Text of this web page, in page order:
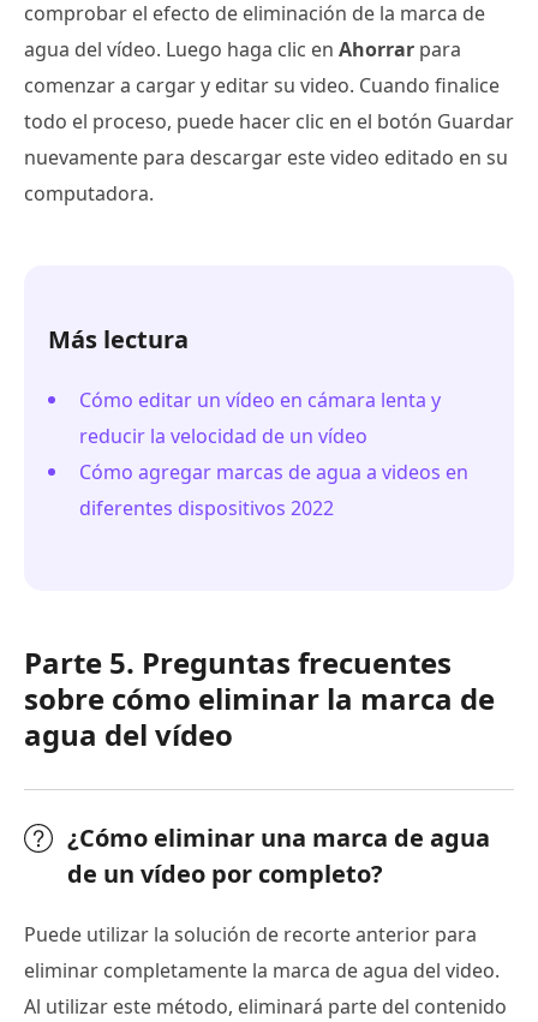
comprobar el efecto de eliminación de la marca de
agua del vídeo. Luego haga clic en Ahorrar para
comenzar a cargar y editar su video. Cuando finalice
todo el proceso, puede hacer clic en el botón Guardar
nuevamente para descargar este video editado en su
computadora.
Más lectura
Cómo editar un vídeo en cámara lenta y
reducir la velocidad de un vídeo
Cómo agregar marcas de agua a videos en
diferentes dispositivos 2022
Parte 5. Preguntas frecuentes
sobre cómo eliminar la marca de
agua del vídeo
¿Cómo eliminar una marca de agua
de un vídeo por completo?
Puede utilizar la solución de recorte anterior para
eliminar completamente la marca de agua del video.
Al utilizar este método, eliminará parte del contenido